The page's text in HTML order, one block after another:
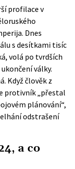
profilace v
Dnes
s desítkami tisíc
volá po tvrdších
války.
Když člověk z
protivník „přestal
plánování“,
odstrašení
a co